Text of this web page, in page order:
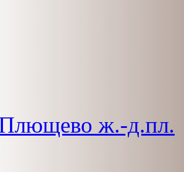
ж.-д.пл.